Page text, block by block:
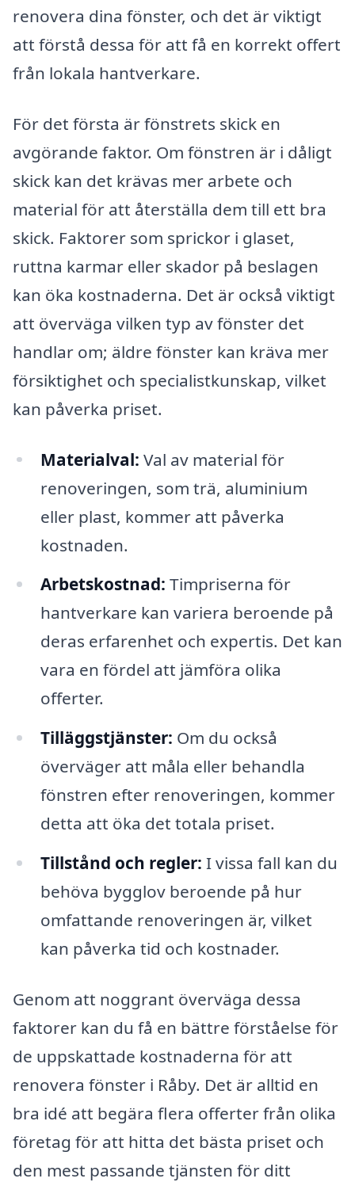
renovera dina fönster, och det är viktigt
att förstå dessa för att få en korrekt offert
från lokala hantverkare.
För det första är fönstrets skick en
avgörande faktor. Om fönstren är i dåligt
skick kan det krävas mer arbete och
material för att återställa dem till ett bra
skick. Faktorer som sprickor i glaset,
ruttna karmar eller skador på beslagen
kan öka kostnaderna. Det är också viktigt
att överväga vilken typ av fönster det
handlar om; äldre fönster kan kräva mer
försiktighet och specialistkunskap, vilket
kan påverka priset.
Materialval: Val av material för
renoveringen, som trä, aluminium
eller plast, kommer att påverka
kostnaden.
Arbetskostnad: Timpriserna för
hantverkare kan variera beroende på
deras erfarenhet och expertis. Det kan
vara en fördel att jämföra olika
offerter.
Tilläggstjänster: Om du också
överväger att måla eller behandla
fönstren efter renoveringen, kommer
detta att öka det totala priset.
Tillstånd och regler: I vissa fall kan du
behöva bygglov beroende på hur
omfattande renoveringen är, vilket
kan påverka tid och kostnader.
Genom att noggrant överväga dessa
faktorer kan du få en bättre förståelse för
de uppskattade kostnaderna för att
renovera fönster i Råby. Det är alltid en
bra idé att begära flera offerter från olika
företag för att hitta det bästa priset och
den mest passande tjänsten för ditt